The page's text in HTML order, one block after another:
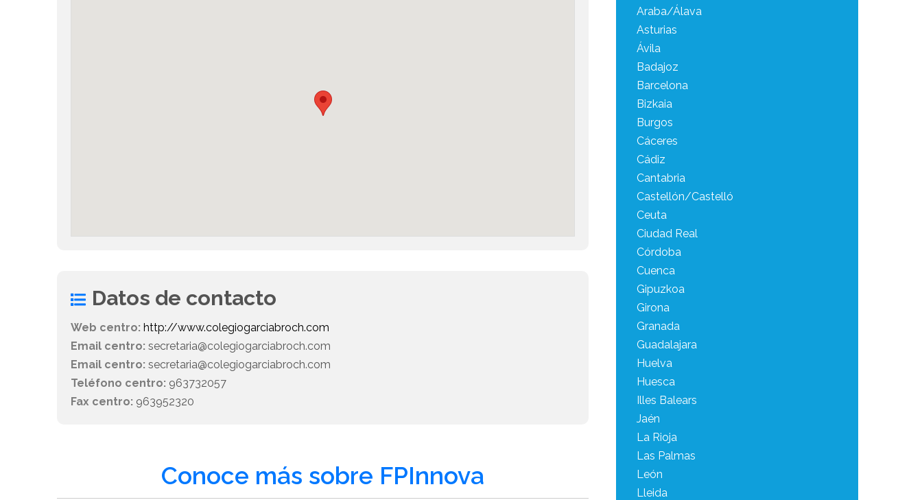
Datos de contacto
Web centro: http://www.colegiogarciabroch.com
Email centro: secretaria@colegiogarciabroch.com
Email centro: secretaria@colegiogarciabroch.com
Teléfono centro: 963732057
Fax centro: 963952320
Conoce más sobre FPInnova
Araba/Álava
Asturias
Ávila
Badajoz
Barcelona
Bizkaia
Burgos
Cáceres
Cádiz
Cantabria
Castellón/Castelló
Ceuta
Ciudad Real
Córdoba
Cuenca
Gipuzkoa
Girona
Granada
Guadalajara
Huelva
Huesca
Illes Balears
Jaén
La Rioja
Las Palmas
León
Lleida